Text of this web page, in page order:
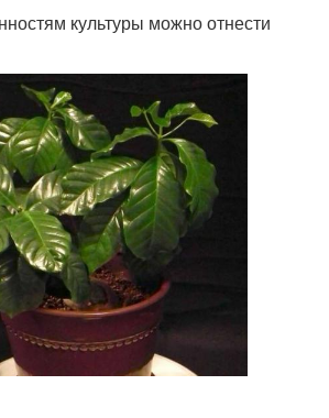
культуры можно отнести